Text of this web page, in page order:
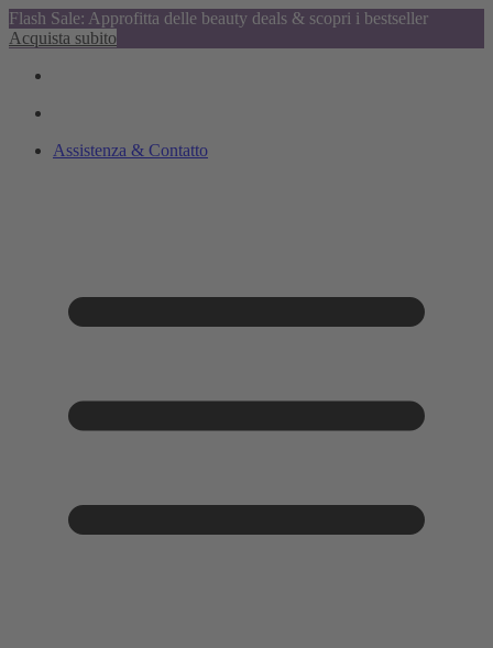
Flash Sale: Approfitta delle beauty deals & scopri i bestseller
Acquista subito
Assistenza & Contatto